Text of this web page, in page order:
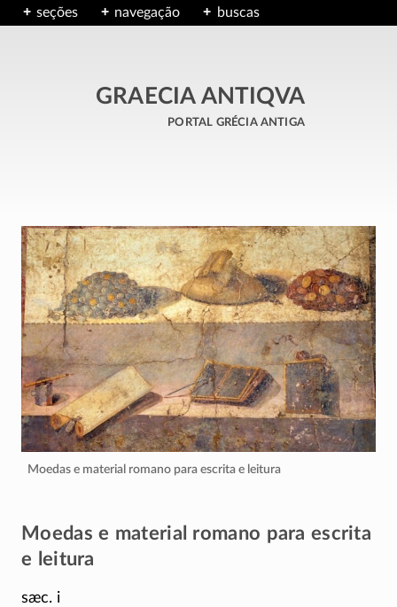
seções navegação buscas
GRAECIA ANTIQVA
portal grécia antiga
Moedas e material romano para escrita e leitura
Moedas e material romano para escrita
e leitura
sæc. i